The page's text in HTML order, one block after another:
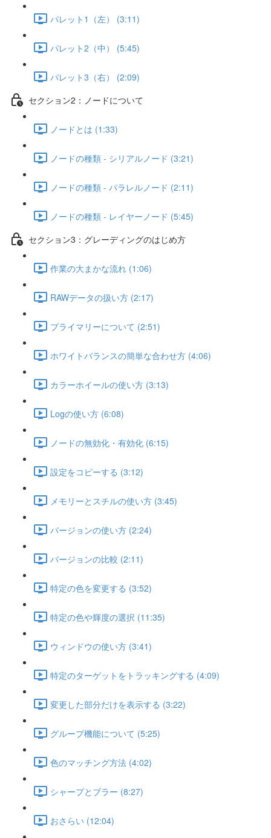
パレット1（左） (3:11)
パレット2（中） (5:45)
パレット3（右） (2:09)
セクション2：ノードについて
ノードとは (1:33)
ノードの種類 - シリアルノード (3:21)
ノードの種類 - パラレルノード (2:11)
ノードの種類 - レイヤーノード (5:45)
セクション3：グレーディングのはじめ方
作業の大まかな流れ (1:06)
RAWデータの扱い方 (2:17)
プライマリーについて (2:51)
ホワイトバランスの簡単な合わせ方 (4:06)
カラーホイールの使い方 (3:13)
Logの使い方 (6:08)
ノードの無効化・有効化 (6:15)
設定をコピーする (3:12)
メモリーとスチルの使い方 (3:45)
バージョンの使い方 (2:24)
バージョンの比較 (2:11)
特定の色を変更する (3:52)
特定の色や輝度の選択 (11:35)
ウィンドウの使い方 (3:41)
特定のターゲットをトラッキングする (4:09)
変更した部分だけを表示する (3:22)
グループ機能について (5:25)
色のマッチング方法 (4:02)
シャープとブラー (8:27)
おさらい (12:04)